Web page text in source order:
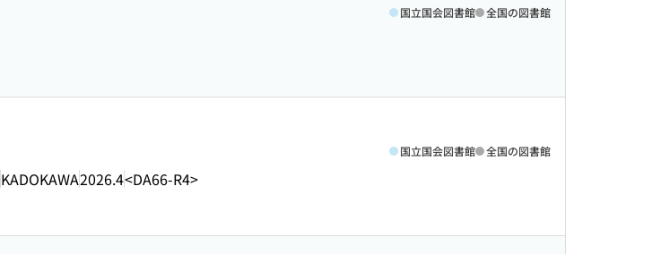
国立国会図書館 全国の図書館
KADOKAWA2026.4<DA66-R4>
国立国会図書館 全国の図書館